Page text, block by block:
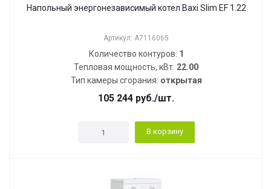
Напольный энергонезависимый котел Baxi Slim EF 1.22
Артикул: A7116065
Количество контуров: 1
Тепловая мощность, кВт: 22.00
Тип камеры сгорания: открытая
105 244 руб./шт.
В корзину